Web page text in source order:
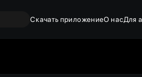
Скачать приложениеО насДля